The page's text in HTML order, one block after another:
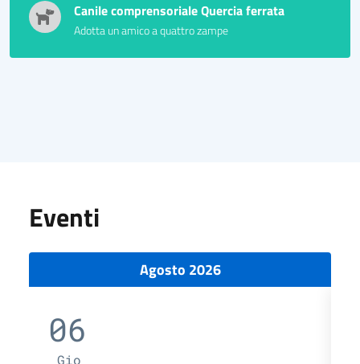
Canile comprensoriale Quercia ferrata
Adotta un amico a quattro zampe
Eventi
Agosto 2026
06
Gio